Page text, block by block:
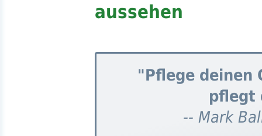
aussehen
"Pflege deinen
pflegt
-- Mark